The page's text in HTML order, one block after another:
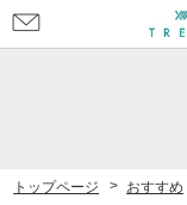
問
トップページ
おすすめ